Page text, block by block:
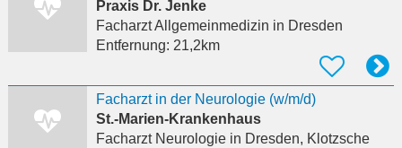
Praxis Dr. Jenke
Facharzt Allgemeinmedizin in Dresden
Entfernung: 21,2km
Facharzt in der Neurologie (w/m/d)
St.-Marien-Krankenhaus
Facharzt Neurologiein Dresden, Klotzsche